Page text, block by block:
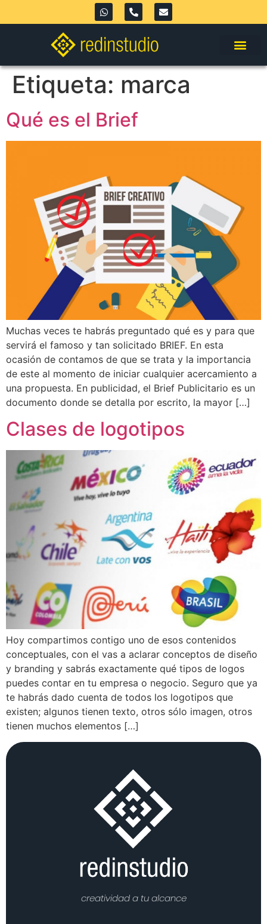
Etiqueta: marca
Qué es el Brief
Muchas veces te habrás preguntado qué es y para que
servirá el famoso y tan solicitado BRIEF. En esta
ocasión de contamos de que se trata y la importancia
de este al momento de iniciar cualquier acercamiento a
una propuesta. En publicidad, el Brief Publicitario es un
documento donde se detalla por escrito, la mayor […]
Clases de logotipos
Hoy compartimos contigo uno de esos contenidos
conceptuales, con el vas a aclarar conceptos de diseño
y branding y sabrás exactamente qué tipos de logos
puedes contar en tu empresa o negocio. Seguro que ya
te habrás dado cuenta de todos los logotipos que
existen; algunos tienen texto, otros sólo imagen, otros
tienen muchos elementos […]
creatividad a tu alcance